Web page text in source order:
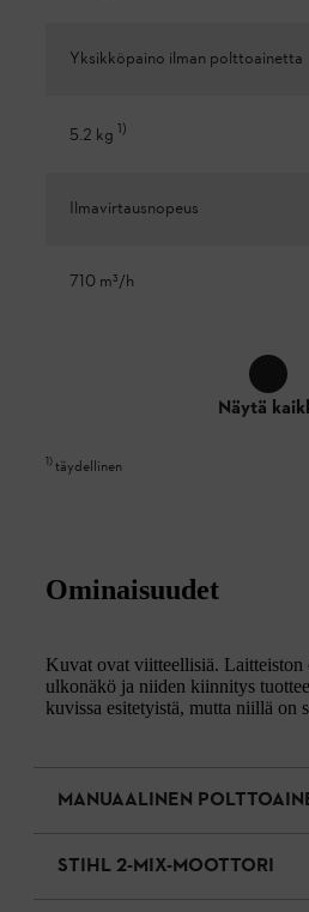
Yksikköpaino ilman polttoainetta
5.2 kg 1)
Ilmavirtausnopeus
710 m³/h
Näytä
1)täydellinen
Ominaisuudet
Kuvat ovat viitteellisiä. Laitteiston
ulkonäkö ja niiden kiinnitys
kuvissa esitetyistä, mutta niillä on
MANUAALINEN
STIHL 2-MIX-MOOTTORI